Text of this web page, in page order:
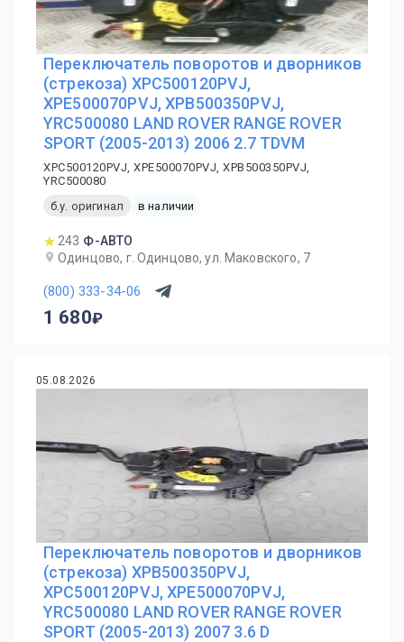
Переключатель поворотов и дворников
(стрекоза) XPC500120PVJ,
XPE500070PVJ, XPB500350PVJ,
YRC500080 LAND ROVER RANGE ROVER
SPORT (2005-2013) 2006 2.7 TDVM
XPC500120PVJ, XPE500070PVJ, XPB500350PVJ,
YRC500080
б.у. оригинал
в наличии
243 Ф-АВТО
Одинцово, г. Одинцово, ул. Маковского, 7
(800) 333-34-06
1 680
05.08.2026
Переключатель поворотов и дворников
(стрекоза) XPB500350PVJ,
XPC500120PVJ, XPE500070PVJ,
YRC500080 LAND ROVER RANGE ROVER
SPORT (2005-2013) 2007 3.6 D